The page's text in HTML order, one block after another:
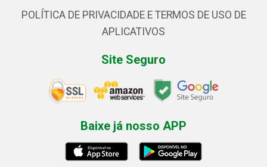
POLÍTICA DE PRIVACIDADE E TERMOS DE USO DE
APLICATIVOS
Site Seguro
Baixe já nosso APP